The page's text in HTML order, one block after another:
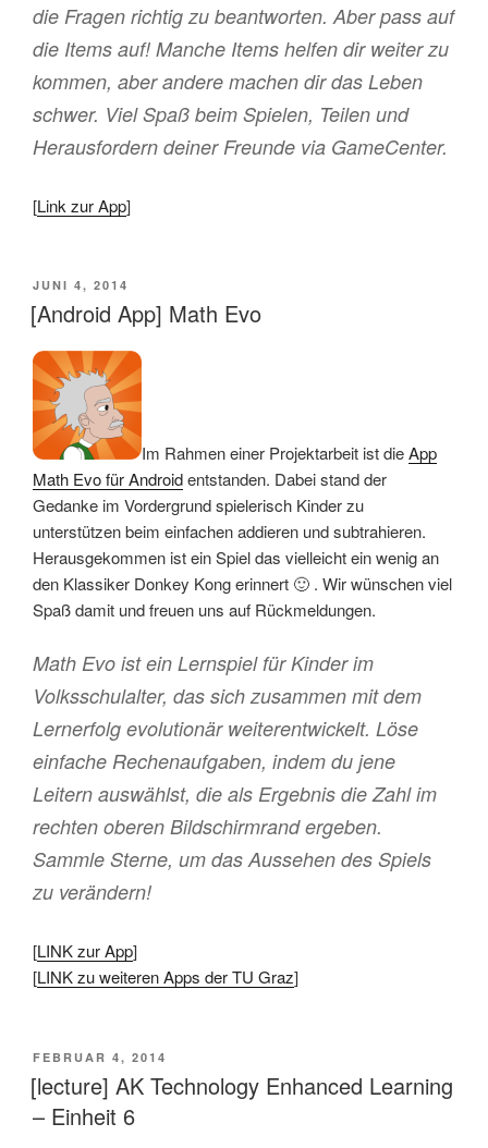
die Fragen richtig zu beantworten. Aber pass auf
die Items auf! Manche Items helfen dir weiter zu
kommen, aber andere machen dir das Leben
schwer. Viel Spaß beim Spielen, Teilen und
Herausfordern deiner Freunde via GameCenter.
[Link zur App]
VERÖFFENTLICHT
AM
JUNI 4, 2014
[Android App] Math Evo
Im Rahmen einer Projektarbeit ist dieApp
Math Evo für Androidentstanden. Dabei stand der
Gedanke im Vordergrund spielerisch Kinder zu
unterstützen beim einfachen addieren und subtrahieren.
Herausgekommen ist ein Spiel das vielleicht ein wenig an
den Klassiker Donkey Kong erinnert 🙂 . Wir wünschen viel
Spaß damit und freuen uns auf Rückmeldungen.
Math Evo ist ein Lernspiel für Kinder im
Volksschulalter, das sich zusammen mit dem
Lernerfolg evolutionär weiterentwickelt. Löse
einfache Rechenaufgaben, indem du jene
Leitern auswählst, die als Ergebnis die Zahl im
rechten oberen Bildschirmrand ergeben.
Sammle Sterne, um das Aussehen des Spiels
zu verändern!
[LINK zur App]
[LINK zu weiteren Apps der TU Graz]
VERÖFFENTLICHT
AM
FEBRUAR 4, 2014
[lecture] AK Technology Enhanced Learning
– Einheit 6